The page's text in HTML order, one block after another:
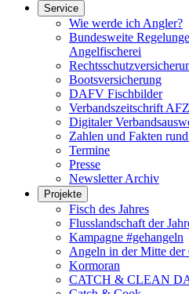
Service
Wie werde ich Angler?
Bundesweite
Angelfischerei
Bootsversicherung
DAFV Fischbilder
Verbandszeitschrift
Digitaler
Zahlen und Fakten
Termine
Presse
Newsletter Archiv
Projekte
Fisch des Jahres
Flusslandschaft der
Kampagne #gehangeln
Angeln in der Mitte der
Kormoran
CATCH & CLEAN